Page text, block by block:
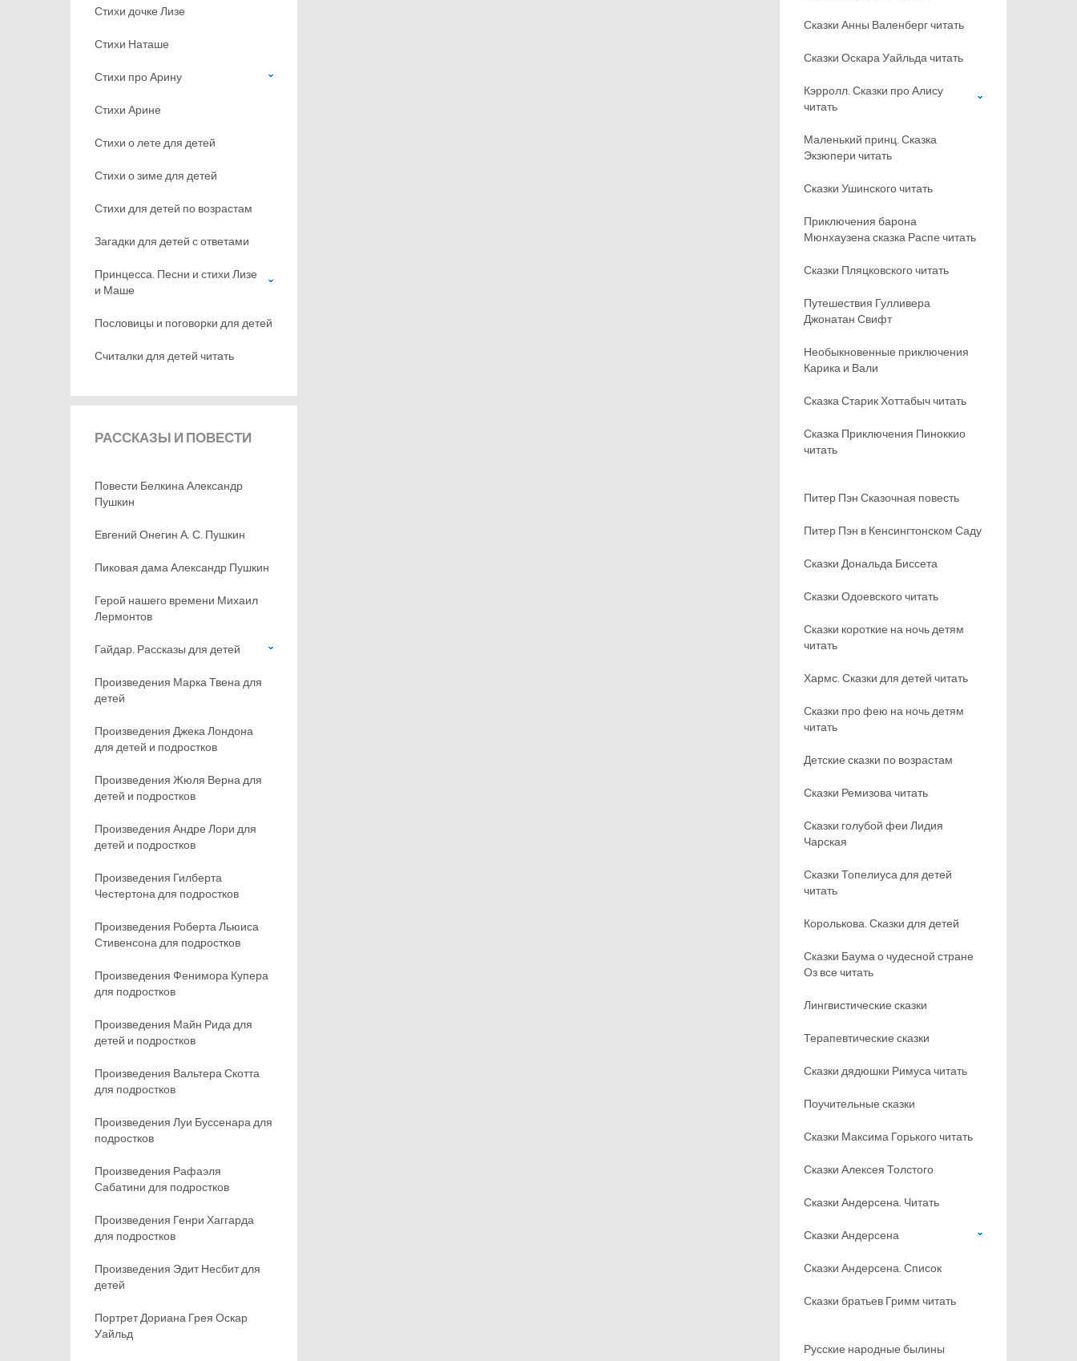
Стихи дочке Лизе
Стихи Наташе
Стихи про Арину
Стихи Арине
Стихи о лете для детей
Стихи о зиме для детей
Стихи для детей по возрастам
Загадки для детей с ответами
Принцесса. Песни и стихи Лизе
и Маше
Пословицы и поговорки для детей
Считалки для детей читать
РАССКАЗЫ И ПОВЕСТИ
Повести Белкина Александр
Пушкин
Евгений Онегин А. С. Пушкин
Пиковая дама Александр Пушкин
Герой нашего времени Михаил
Лермонтов
Гайдар. Рассказы для детей
Произведения Марка Твена для
детей
Произведения Джека Лондона
для детей и подростков
Произведения Жюля Верна для
детей и подростков
Произведения Андре Лори для
детей и подростков
Произведения Гилберта
Честертона для подростков
Произведения Роберта Льюиса
Стивенсона для подростков
Произведения Фенимора Купера
для подростков
Произведения Майн Рида для
детей и подростков
Произведения Вальтера Скотта
для подростков
Произведения Луи Буссенара для
подростков
Произведения Рафаэля
Сабатини для подростков
Произведения Генри Хаггарда
для подростков
Произведения Эдит Несбит для
детей
Портрет Дориана Грея Оскар
Уайльд
Сказки Анны Валенберг читать
Сказки Оскара Уайльда читать
Кэрролл. Сказки про Алису
читать
Маленький принц. Сказка
Экзюпери читать
Сказки Ушинского читать
Приключения барона
Мюнхаузена сказка Распе читать
Сказки Пляцковского читать
Путешествия Гулливера
Джонатан Свифт
Необыкновенные приключения
Карика и Вали
Сказка Старик Хоттабыч читать
Сказка Приключения Пиноккио
читать
Питер Пэн Сказочная повесть
Питер Пэн в Кенсингтонском Саду
Сказки Дональда Биссета
Сказки Одоевского читать
Сказки короткие на ночь детям
читать
Хармс. Сказки для детей читать
Сказки про фею на ночь детям
читать
Детские сказки по возрастам
Сказки Ремизова читать
Сказки голубой феи Лидия
Чарская
Сказки Топелиуса для детей
читать
Королькова. Сказки для детей
Сказки Баума о чудесной стране
Оз все читать
Лингвистические сказки
Терапевтические сказки
Сказки дядюшки Римуса читать
Поучительные сказки
Сказки Максима Горького читать
Сказки Алексея Толстого
Сказки Андерсена. Читать
Сказки Андерсена
Сказки Андерсена. Список
Сказки братьев Гримм читать
Русские народные былины